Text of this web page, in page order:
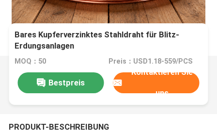
Bares Kupferverzinktes Stahldraht für Blitz-
Erdungsanlagen
MOQ：50 Preis：USD1.18-559/PCS
Bestpreis
Kontaktieren Sie
uns
PRODUKT-BESCHREIBUNG